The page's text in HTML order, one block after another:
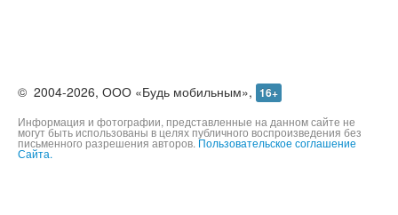
© 2004-2026, ООО «Будь мобильным», 16+
Информация и фотографии, представленные на данном сайте не
могут быть использованы в целях публичного воспроизведения без
письменного разрешения авторов. Пользовательское соглашение
Сайта.